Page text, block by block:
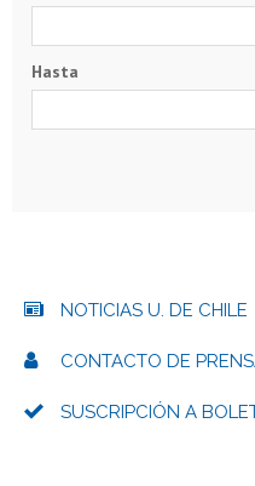
Hasta
NOTICIAS U. DE CHILE
CONTACTO DE
SUSCRIPCIÓN A